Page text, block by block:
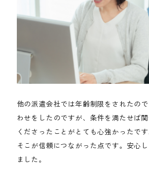
他の派遣会社では年齢制限をされたの
わせをしたのですが、条件を満たせば
くださったことがとても心強かったです
そこが信頼につながった点です。安心
ました。